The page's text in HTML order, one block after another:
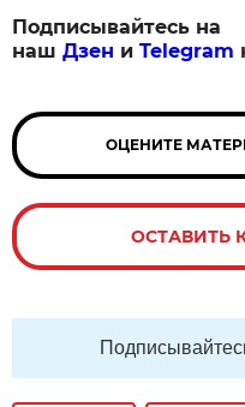
Подписывайтесь на
нашДзен иTelegram
ОЦЕНИТЕ
ОСТАВИТЬ